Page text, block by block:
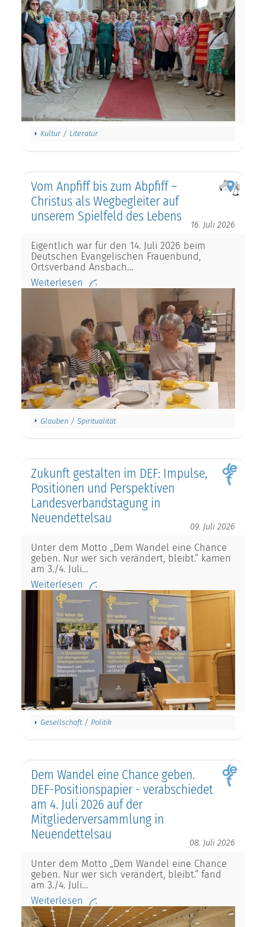
Kultur / Literatur
Vom Anpfiff bis zum Abpfiff –
Christus als Wegbegleiter auf
unserem Spielfeld des Lebens
16. Juli 2026
Eigentlich war für den 14. Juli 2026 beim
Deutschen Evangelischen Frauenbund,
Ortsverband Ansbach…
Weiterlesen
Glauben / Spiritualität
Zukunft gestalten im DEF: Impulse,
Positionen und Perspektiven
Landesverbandstagung in
Neuendettelsau
09. Juli 2026
Unter dem Motto „Dem Wandel eine Chance
geben. Nur wer sich verändert, bleibt.“ kamen
am 3./4. Juli…
Weiterlesen
Gesellschaft / Politik
Dem Wandel eine Chance geben.
DEF-Positionspapier - verabschiedet
am 4. Juli 2026 auf der
Mitgliederversammlung in
Neuendettelsau
08. Juli 2026
Unter dem Motto „Dem Wandel eine Chance
geben. Nur wer sich verändert, bleibt.“ fand
am 3./4. Juli…
Weiterlesen